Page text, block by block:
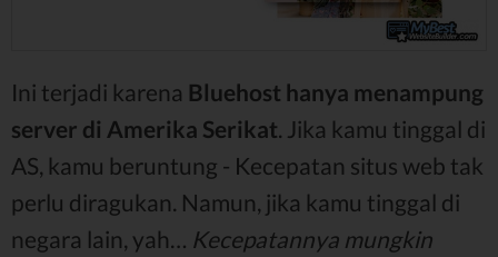
Ini terjadi karena Bluehost hanya menampung
server di Amerika Serikat. Jika kamu tinggal di
AS, kamu beruntung - Kecepatan situs web tak
perlu diragukan. Namun, jika kamu tinggal di
negara lain, yah… Kecepatannya mungkin